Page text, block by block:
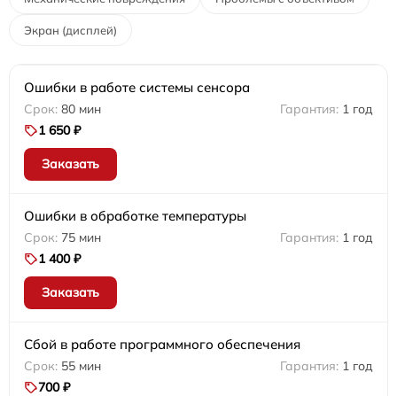
Экран (дисплей)
Ошибки в работе системы сенсора
80 мин
1 год
1 650 ₽
Заказать
Ошибки в обработке температуры
75 мин
1 год
1 400 ₽
Заказать
Сбой в работе программного обеспечения
55 мин
1 год
700 ₽